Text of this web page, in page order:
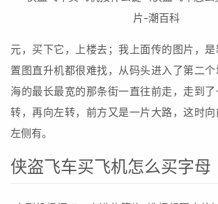
元，买下它，上楼去；我上面传的图片，
置图直升机都很难找，从码头进入了第二
海的最长最宽的那条街一直往前走，走到
转，再向左转，前方又是一片大路，这时
左侧有。
侠盗飞车买飞机怎么买字母